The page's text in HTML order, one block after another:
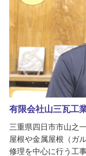
有限会社山三瓦工
三重県四日市市山之
屋根や金属屋根（ガ
修理を中心に行う工